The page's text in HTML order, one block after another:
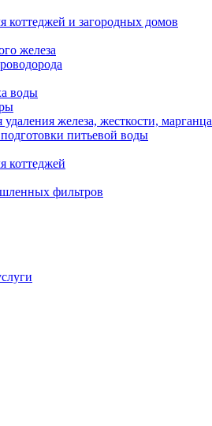
коттеджей и загородных домов
железа
воды
железа, жесткости, марганца
питьевой воды
коттеджей
фильтров